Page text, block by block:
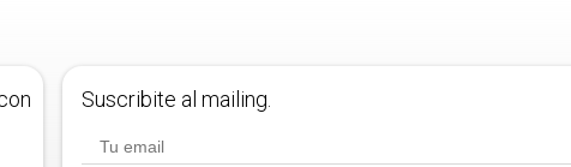
Suscribite al mailing.